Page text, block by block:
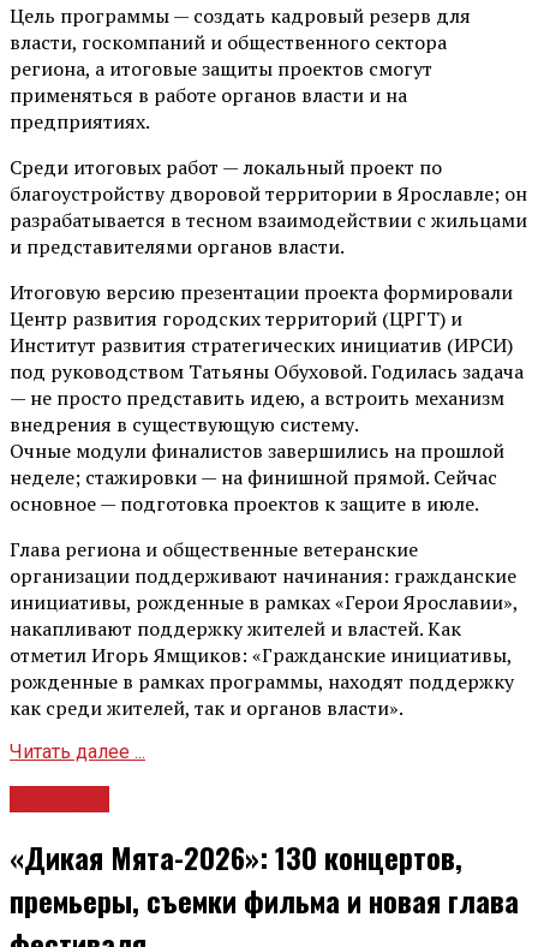
Цель программы — создать кадровый резерв для
власти, госкомпаний и общественного сектора
региона, а итоговые защиты проектов смогут
применяться в работе органов власти и на
предприятиях.
Среди итоговых работ — локальный проект по
благоустройству дворовой территории в Ярославле; он
разрабатывается в тесном взаимодействии с жильцами
и представителями органов власти.
Итоговую версию презентации проекта формировали
Центр развития городских территорий (ЦРГТ) и
Институт развития стратегических инициатив (ИРСИ)
под руководством Татьяны Обуховой. Годилась задача
— не просто представить идею, а встроить механизм
внедрения в существующую систему.
Очные модули финалистов завершились на прошлой
неделе; стажировки — на финишной прямой. Сейчас
основное — подготовка проектов к защите в июле.
Глава региона и общественные ветеранские
организации поддерживают начинания: гражданские
инициативы, рожденные в рамках «Герои Ярославии»,
накапливают поддержку жителей и властей. Как
отметил Игорь Ямщиков: «Гражданские инициативы,
рожденные в рамках программы, находят поддержку
как среди жителей, так и органов власти».
Читать далее ...
«Дикая Мята-2026»: 130 концертов,
премьеры, съемки фильма и новая глава